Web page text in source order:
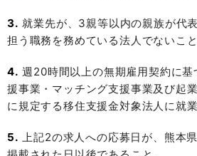
3. 就業先が、3親等以内の親族が代
担う職務を務めている法人でないこと
4. 週20時間以上の無期雇用契約に基
援事業・マッチング支援事業及び起
に規定する移住支援金対象法人に就
5.上記2の求人への応募日が、熊本